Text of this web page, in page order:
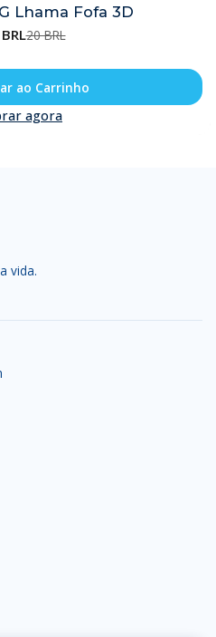
Lhama Fofa 3D
20 BRL
ao Carrinho
agora
vida.